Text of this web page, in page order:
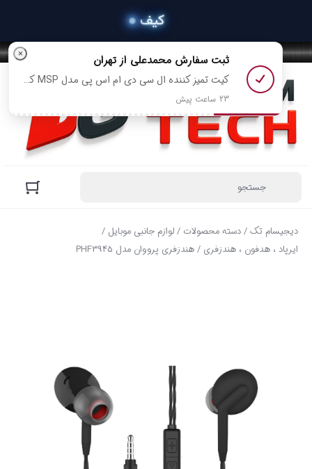
دیجیسام تک/دسته محصولات /لوازم جانبی موبایل /
ایرپاد ، هدفون ، هندزفری / هندزفری پرووان مدل PHF3945
× ثبت سفارش محمدعلی از تهران
کیت تمیز کننده ال سی دی ام اس پی مدل MSP کد XL-mps02 رو خرید کرد
23 ساعت پیش